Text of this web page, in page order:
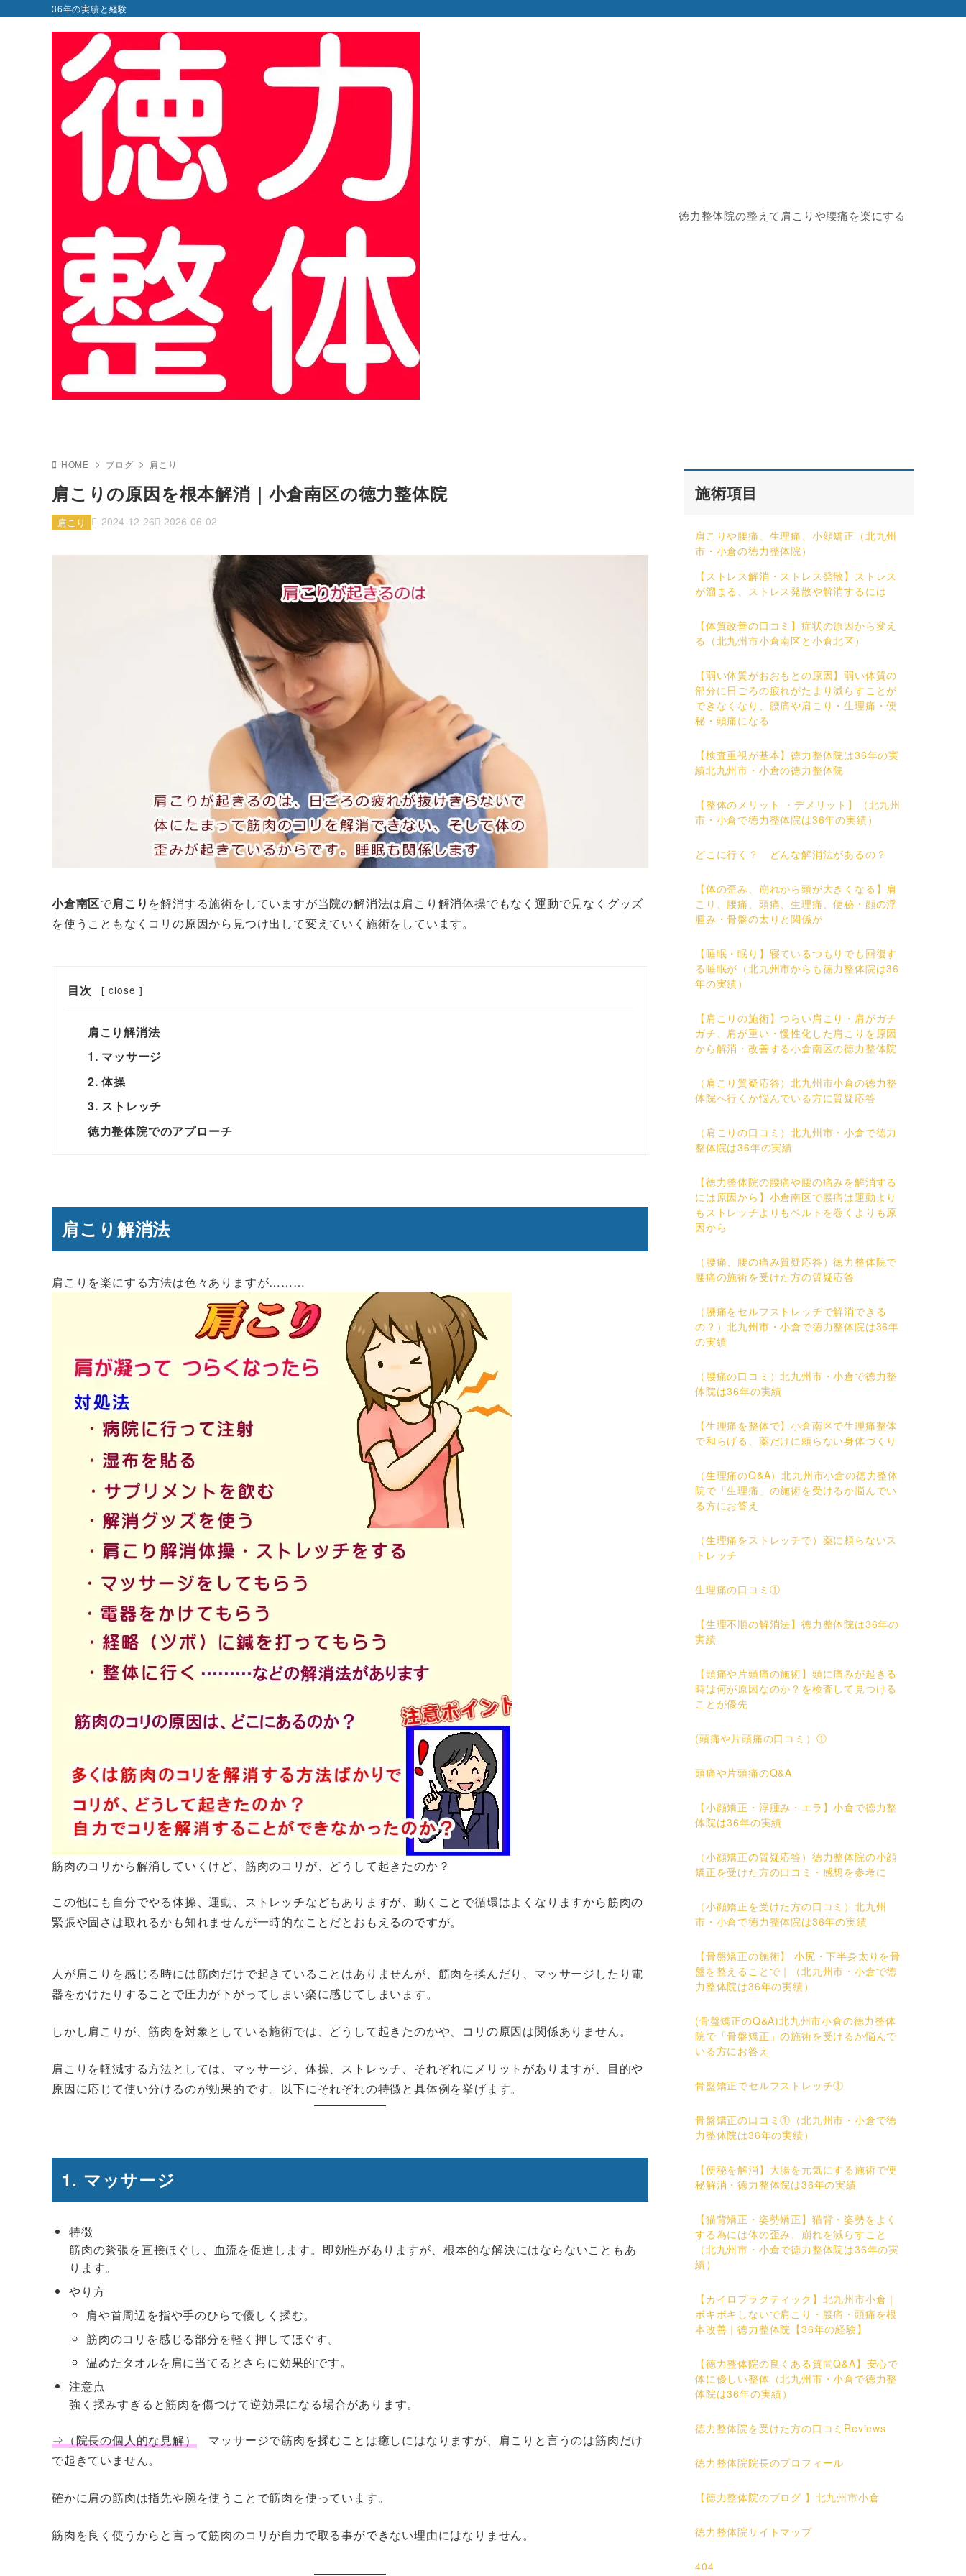
36年の実績と経験
徳力整体院の整えて肩こりや腰痛を楽にする
HOME ブログ 肩こり
肩こりの原因を根本解消｜小倉南区の徳力整体院
2024-12-26 2026-06-02
肩こり
小倉南区で肩こり を解消する施術をしていますが当院の解消法は肩こり解消体操でもなく運動で見なくグッズ
を使うこともなくコリの原因から見つけ出して変えていく施術をしています。
目次 [ close ]
肩こり解消法
1. マッサージ
2. 体操
3. ストレッチ
徳力整体院でのアプローチ
肩こり解消法
肩こりを楽にする方法は色々ありますが………
筋肉のコリから解消していくけど、筋肉のコリが、どうして起きたのか？
この他にも自分でやる体操、運動、ストレッチなどもありますが、動くことで循環はよくなりますから筋肉の
緊張や固さは取れるかも知れませんが一時的なことだとおもえるのですが。
人が肩こりを感じる時には筋肉だけで起きていることはありませんが、筋肉を揉んだり、マッサージしたり電
器をかけたりすることで圧力が下がってしまい楽に感じてしまいます。
しかし肩こりが、筋肉を対象としている施術では、どうして起きたのかや、コリの原因は関係ありません。
肩こりを軽減する方法としては、マッサージ、体操、ストレッチ、それぞれにメリットがありますが、目的や
原因に応じて使い分けるのが効果的です。以下にそれぞれの特徴と具体例を挙げます。
1. マッサージ
特徴
筋肉の緊張を直接ほぐし、血流を促進します。即効性がありますが、根本的な解決にはならないこともあ
ります。
やり方
肩や首周辺を指や手のひらで優しく揉む。
筋肉のコリを感じる部分を軽く押してほぐす。
温めたタオルを肩に当てるとさらに効果的です。
注意点
強く揉みすぎると筋肉を傷つけて逆効果になる場合があります。
⇒（院長の個人的な見解）マッサージで筋肉を揉むことは癒しにはなりますが、肩こりと言うのは筋肉だけ
で起きていません。
確かに肩の筋肉は指先や腕を使うことで筋肉を使っています。
筋肉を良く使うからと言って筋肉のコリが自力で取る事ができない理由にはなりません。
施術項目
肩こりや腰痛、生理痛、小顔矯正（北九州
市・小倉の徳力整体院）
【ストレス解消・ストレス発散】ストレス
が溜まる、ストレス発散や解消するには
【体質改善の口コミ】症状の原因から変え
る（北九州市小倉南区と小倉北区）
【弱い体質がおおもとの原因】弱い体質の
部分に日ごろの疲れがたまり減らすことが
できなくなり、腰痛や肩こり・生理痛・便
秘・頭痛になる
【検査重視が基本】徳力整体院は36年の実
績北九州市・小倉の徳力整体院
【整体のメリット ・デメリット】（北九州
市・小倉で徳力整体院は36年の実績）
どこに行く？ どんな解消法があるの？
【体の歪み、崩れから頭が大きくなる】肩
こり、腰痛、頭痛、生理痛、便秘・顔の浮
腫み・骨盤の太りと関係が
【睡眠・眠り】寝ているつもりでも回復す
る睡眠が（北九州市からも徳力整体院は36
年の実績）
【肩こりの施術】つらい肩こり・肩がガチ
ガチ、肩が重い・慢性化した肩こりを原因
から解消・改善する小倉南区の徳力整体院
（肩こり質疑応答）北九州市小倉の徳力整
体院へ行くか悩んでいる方に質疑応答
（肩こりの口コミ）北九州市・小倉で徳力
整体院は36年の実績
【徳力整体院の腰痛や腰の痛みを解消する
には原因から】小倉南区で腰痛は運動より
もストレッチよりもベルトを巻くよりも原
因から
（腰痛、腰の痛み質疑応答）徳力整体院で
腰痛の施術を受けた方の質疑応答
（腰痛をセルフストレッチで解消できる
の？）北九州市・小倉で徳力整体院は36年
の実績
（腰痛の口コミ）北九州市・小倉で徳力整
体院は36年の実績
【生理痛を整体で】小倉南区で生理痛整体
で和らげる、薬だけに頼らない身体づくり
（生理痛のQ&A）北九州市小倉の徳力整体
院で「生理痛」の施術を受けるか悩んでい
る方にお答え
（生理痛をストレッチで）薬に頼らないス
トレッチ
生理痛の口コミ①
【生理不順の解消法】徳力整体院は36年の
実績
【頭痛や片頭痛の施術】頭に痛みが起きる
時は何が原因なのか？を検査して見つける
ことが優先
(頭痛や片頭痛の口コミ）①
頭痛や片頭痛のQ&A
【小顔矯正・浮腫み・エラ】小倉で徳力整
体院は36年の実績
（小顔矯正の質疑応答）徳力整体院の小顔
矯正を受けた方の口コミ・感想を参考に
（小顔矯正を受けた方の口コミ）北九州
市・小倉で徳力整体院は36年の実績
【骨盤矯正の施術】 小尻・下半身太りを骨
盤を整えることで｜（北九州市・小倉で徳
力整体院は36年の実績）
(骨盤矯正のQ&A)北九州市小倉の徳力整体
院で「骨盤矯正」の施術を受けるか悩んで
いる方にお答え
骨盤矯正でセルフストレッチ①
骨盤矯正の口コミ①（北九州市・小倉で徳
力整体院は36年の実績）
【便秘を解消】大腸を元気にする施術で便
秘解消・徳力整体院は36年の実績
【猫背矯正・姿勢矯正】猫背・姿勢をよく
する為には体の歪み、崩れを減らすこと
（北九州市・小倉で徳力整体院は36年の実
績）
【カイロプラクティック】北九州市小倉｜
ボキボキしないで肩こり・腰痛・頭痛を根
本改善｜徳力整体院【36年の経験】
【徳力整体院の良くある質問Q&A】安心で
体に優しい整体（北九州市・小倉で徳力整
体院は36年の実績）
徳力整体院を受けた方の口コミReviews
徳力整体院院長のプロフィール
【徳力整体院のブログ 】北九州市小倉
徳力整体院サイトマップ
404